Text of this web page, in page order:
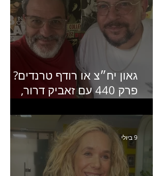
גאון יח״צ או רודף טרנדים?
פרק 440 עם זאביק דרור,
ותקשורת
9 ביולי